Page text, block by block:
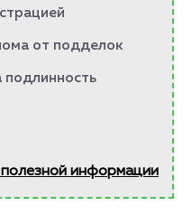
от подделок
подлинность
информации